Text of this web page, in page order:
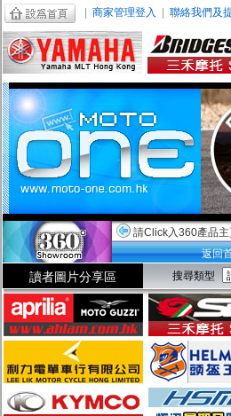
商家管理登入 聯絡我們及
請Click入360產品主
返回
讀者圖片分享區 搜尋類型